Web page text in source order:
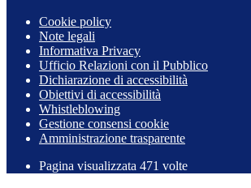
Cookie policy
Note legali
Informativa Privacy
Ufficio Relazioni con il Pubblico
Dichiarazione di accessibilità
Obiettivi di accessibilità
Whistleblowing
Gestione consensi cookie
Amministrazione trasparente
Pagina visualizzata 471 volte